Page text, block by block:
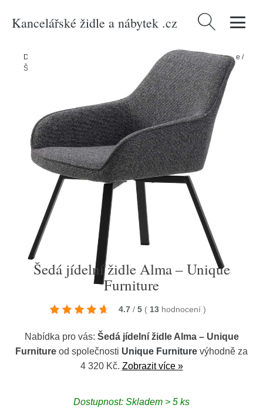
Kancelářské židle a nábytek .cz Vyhledávání
Domů > Nábytek > Sedací nábytek > Židle > Jídelní židle /
Šedá jídelní židle Alma – Unique Furniture
Šedá jídelní židle Alma – Unique
Furniture
4.7 / 5 ( 13 hodnocení )
Nabídka pro vás: Šedá jídelní židle Alma – Unique
Furniture od společnosti Unique Furniture výhodně za
4 320 Kč. Zobrazit více »
Dostupnost: Skladem > 5 ks